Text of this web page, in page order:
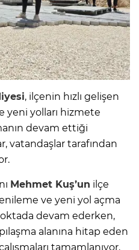
, ilçenin hızlı gelişen
yeni yolları hizmete
devam ettiği
vatandaşlar tarafından
Mehmet Kuş’un ilçe
ve yeni yol açma
devam ederken,
alanına hitap eden
tamamlanıyor.